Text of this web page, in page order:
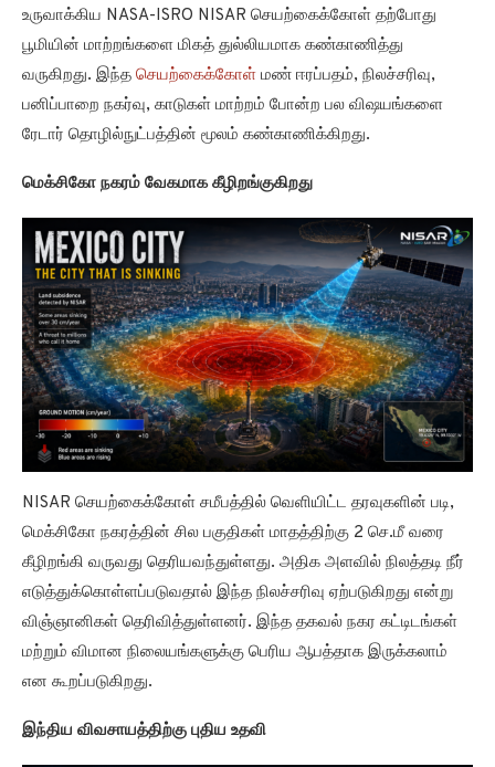
உருவாக்கிய NASA-ISRO NISAR செயற்கைக்கோள் தற்போது
பூமியின் மாற்றங்களை மிகத் துல்லியமாக கண்காணித்து
வருகிறது. இந்த செயற்கைக்கோள் மண் ஈரப்பதம், நிலச்சரிவு,
பனிப்பாறை நகர்வு, காடுகள் மாற்றம் போன்ற பல விஷயங்களை
ரேடார் தொழில்நுட்பத்தின் மூலம் கண்காணிக்கிறது.
மெக்சிகோ நகரம் வேகமாக கீழிறங்குகிறது
NISAR செயற்கைக்கோள் சமீபத்தில் வெளியிட்ட தரவுகளின் படி,
மெக்சிகோ நகரத்தின் சில பகுதிகள் மாதத்திற்கு 2 செ.மீ வரை
கீழிறங்கி வருவது தெரியவந்துள்ளது. அதிக அளவில் நிலத்தடி நீர்
எடுத்துக்கொள்ளப்படுவதால் இந்த நிலச்சரிவு ஏற்படுகிறது என்று
விஞ்ஞானிகள் தெரிவித்துள்ளனர். இந்த தகவல் நகர கட்டிடங்கள்
மற்றும் விமான நிலையங்களுக்கு பெரிய ஆபத்தாக இருக்கலாம்
என கூறப்படுகிறது.
இந்திய விவசாயத்திற்கு புதிய உதவி